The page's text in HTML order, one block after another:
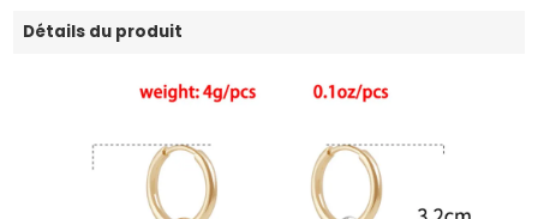
Détails du produit